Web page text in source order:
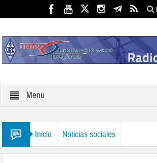
Menu
Inicio Noticias sociales